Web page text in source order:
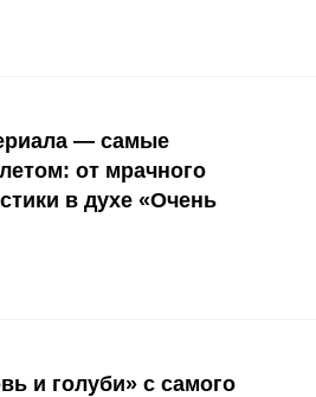
— самые
от мрачного
в духе «Очень
и голуби» с самого